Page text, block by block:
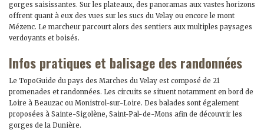
gorges saisissantes. Sur les plateaux, des panoramas aux vastes horizons
offrent quant à eux des vues sur les sucs du Velay ou encore le mont
Mézenc. Le marcheur parcourt alors des sentiers aux multiples paysages
verdoyants et boisés.
Infos pratiques et balisage des randonnées
Le TopoGuide du pays des Marches du Velay est composé de 21
promenades et randonnées. Les circuits se situent notamment en bord de
Loire à Beauzac ou Monistrol-sur-Loire. Des balades sont également
proposées à Sainte-Sigolène, Saint-Pal-de-Mons afin de découvrir les
gorges de la Dunière.